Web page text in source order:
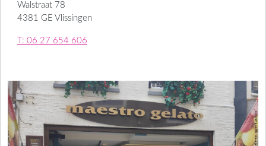
Walstraat 78
4381 GE Vlissingen
T: 06 27 654 606